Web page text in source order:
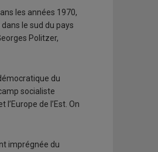
les années 1970,
le sud du pays
Politzer,
du
socialiste
de l’Est. On
imprégnée du